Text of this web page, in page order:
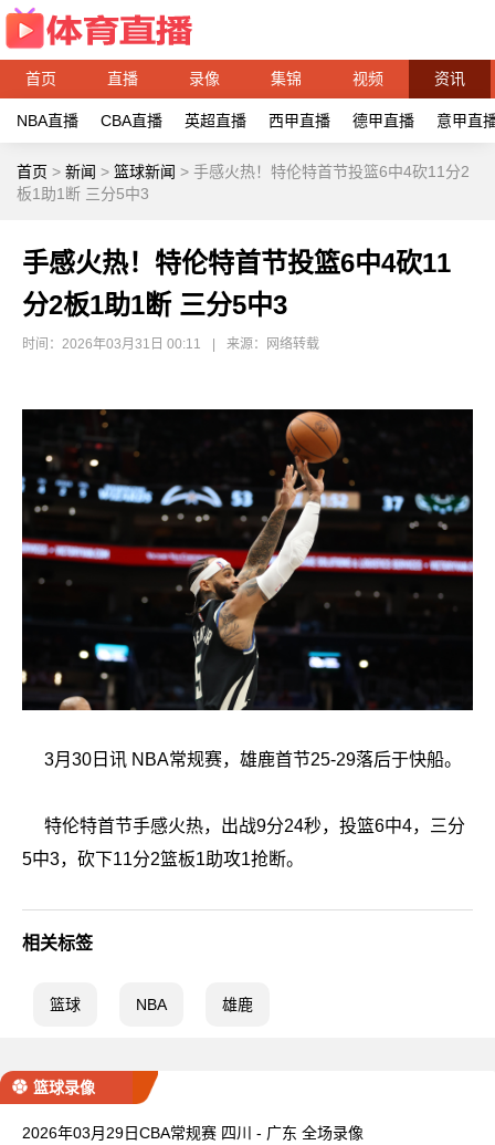
首页 直播 录像 集锦 视频 资讯
NBA直播 CBA直播 英超直播 西甲直播 德甲直播 意甲直
首页 > 新闻 > 篮球新闻 > 手感火热！特伦特首节投篮6中4砍11分2
板1助1断 三分5中3
手感火热！特伦特首节投篮6中4砍11
分2板1助1断 三分5中3
时间：2026年03月31日 00:11 来源：网络转载
3月30日讯 NBA常规赛，雄鹿首节25-29落后于快船。
特伦特首节手感火热，出战9分24秒，投篮6中4，三分
5中3，砍下11分2篮板1助攻1抢断。
相关标签
篮球 NBA 雄鹿
篮球录像
2026年03月29日CBA常规赛 四川 - 广东 全场录像